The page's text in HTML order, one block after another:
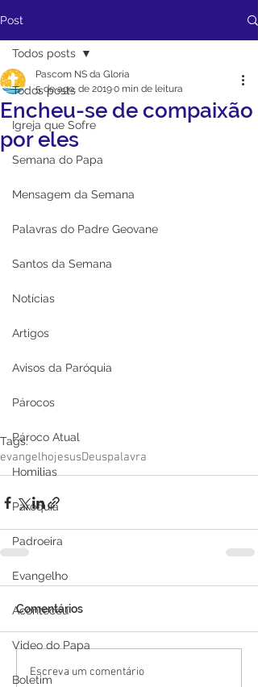
Post
Todos posts
Igreja que Sofre
Semana do Papa
Mensagem da Semana
Palavras do Padre Geovane
Santos da Semana
Notícias
Artigos
Avisos da Paróquia
Párocos
Pároco Atual
Homilias
Paróquia
Padroeira
Evangelho
Aconteceu
Video do Papa
Boletim
Todos posts
Encheu-se de compaixão
por eles
Pascom NS da Gloria
5 de ago. de 20190 min de leitura
Tags:
evangelhojesusDeuspalavra
Comentários
Escreva um comentário